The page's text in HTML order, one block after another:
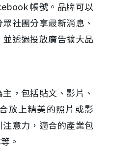
帳號。品牌可以
社團分享最新消息、
透過投放廣告擴大品
，包括貼文、影片、
放上精美的照片或影
意力，適合的產業包
。